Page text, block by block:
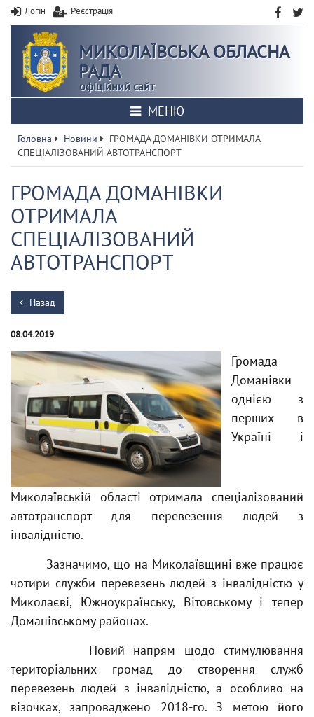
Логін Реєстрація
МИКОЛАЇВСЬКА ОБЛАСНА
РАДА
офіційний сайт
МЕНЮ
Головна Новини
ГРОМАДА ДОМАНІВКИ ОТРИМАЛА
СПЕЦІАЛІЗОВАНИЙ АВТОТРАНСПОРТ
ГРОМАДА ДОМАНІВКИ
ОТРИМАЛА
СПЕЦІАЛІЗОВАНИЙ
АВТОТРАНСПОРТ
Назад
08.04.2019
Громада
Доманівки
однією з
перших в
Україні і
Миколаївській області отримала спеціалізований
автотранспорт для перевезення людей з
інвалідністю.
Зазначимо, що на Миколаївщині вже працює
чотири служби перевезень людей з інвалідністю у
Миколаєві, Южноукраїнську, Вітовському і тепер
Доманівському районах.
Новий напрям щодо стимулювання
територіальних громад до створення служб
перевезень людей з інвалідністю, а особливо на
візочках, запроваджено 2018-го. З метою його